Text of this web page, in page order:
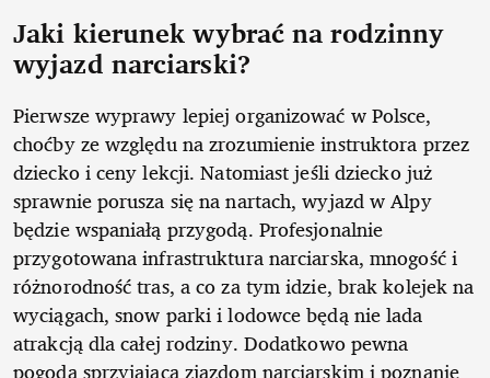
Jaki kierunek wybrać na rodzinny
wyjazd narciarski?
Pierwsze wyprawy lepiej organizować w Polsce,
choćby ze względu na zrozumienie instruktora przez
dziecko i ceny lekcji. Natomiast jeśli dziecko już
sprawnie porusza się na nartach, wyjazd w Alpy
będzie wspaniałą przygodą. Profesjonalnie
przygotowana infrastruktura narciarska, mnogość i
różnorodność tras, a co za tym idzie, brak kolejek na
wyciągach, snow parki i lodowce będą nie lada
atrakcją dla całej rodziny. Dodatkowo pewna
pogoda sprzyjająca zjazdom narciarskim i poznanie